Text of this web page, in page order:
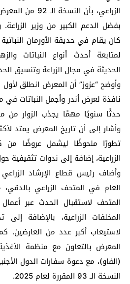
الزراعي، بأن
بفضل الدعم الكبير من وزير
كان يقام في حديقة الأورمان النباتية
لمتابعة أحدث أنواع النباتات
الحديثة في مجال الزراعة وتنسيق
نافذة لعرض أندر وأجمل النباتات
حدثًا سنويًا مهمًا يجذب الزوار من
تطورًا ملحوظًا ليشمل عروضًا من
الزراعية، إضافة إلى ندوات تثقيفية
وأضاف رئيس قطاع الإرشاد
العام في المتحف الزراعي
المتحف لاستقبال الحدث عبر أعمال
المخلفات الزراعية، بالإضافة
لاستيعاب أكبر عدد من العارضين.
المعرض بالتعاون مع منظمة
(الفاو)، مع دعوة سفارات الدول
النسخة الـ 93 المقررة لعام 2025.